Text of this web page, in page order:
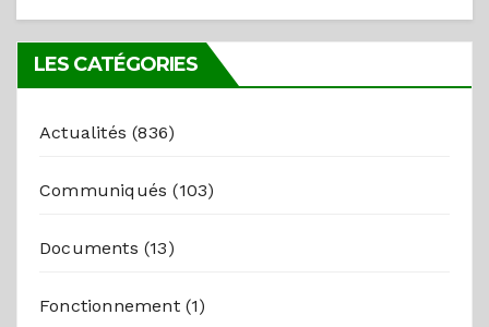
LES CATÉGORIES
Actualités (836)
Communiqués (103)
Documents (13)
Fonctionnement(1)